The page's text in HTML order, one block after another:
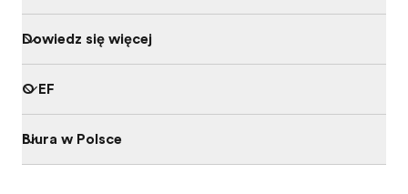
Dowiedz się więcej
O EF
Biura w Polsce